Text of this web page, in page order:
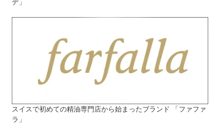
デ」
スイスで初めての精油専門店から始まったブランド 「ファファ
ラ」